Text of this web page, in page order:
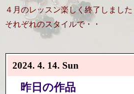
４月のレッスン楽しく終了しました
それぞれのスタイルで・・
2024. 4. 14. Sun
昨日の作品